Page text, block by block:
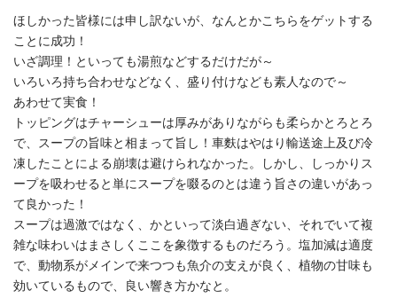
ほしかった皆様には申し訳ないが、なんとかこちらをゲットする
ことに成功！
いざ調理！といっても湯煎などするだけだが～
いろいろ持ち合わせなどなく、盛り付けなども素人なので～
あわせて実食！
トッピングはチャーシューは厚みがありながらも柔らかとろとろ
で、スープの旨味と相まって旨し！車麩はやはり輸送途上及び冷
凍したことによる崩壊は避けられなかった。しかし、しっかりス
ープを吸わせると単にスープを啜るのとは違う旨さの違いがあっ
て良かった！
スープは過激ではなく、かといって淡白過ぎない、それでいて複
雑な味わいはまさしくここを象徴するものだろう。塩加減は適度
で、動物系がメインで来つつも魚介の支えが良く、植物の甘味も
効いているもので、良い響き方かなと。